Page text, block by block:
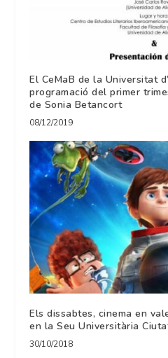
El CeMaB de la Universitat
programació del primer
de Sonia Betancort
08/12/2019
Els dissabtes, cinema en
en la Seu Universitària
30/10/2018